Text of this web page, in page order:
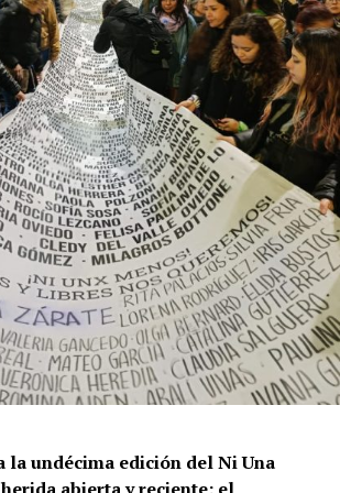
a la progresión observada en
hacia el colectivo LGBT+ se
contexto de desmantelamiento de
vaciamiento de organismos de
de la agenda legislativa en
y consolidación de discursos
a la diversidad.
titular del Instituto contra la
la Ciudad de Buenos Aires e
Argentina LGBT+
aumento de estos crímenes en
separarse de los discursos de odio
gobierno nacional. “Tanto el
y discriminatoria hacia la comunidad
principalmente, hacia la comunidad
la undécima edición del Ni Una